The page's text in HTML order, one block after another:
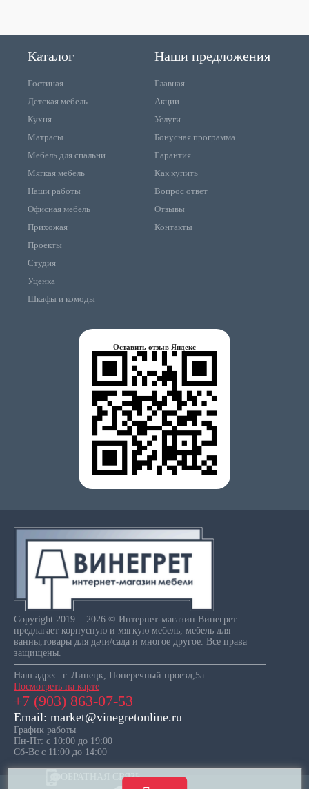
Каталог
Гостиная
Детская мебель
Кухня
Матрасы
Мебель для спальни
Мягкая мебель
Наши работы
Офисная мебель
Прихожая
Проекты
Студия
Уценка
Шкафы и комоды
Наши предложения
Главная
Акции
Услуги
Бонусная программа
Гарантия
Как купить
Вопрос ответ
Отзывы
Контакты
Оставить отзыв Яндекс
Copyright 2019 :: 2026 © Интернет-магазин Винегрет
предлагает корпусную и мягкую мебель, мебель для
ванны,товары для дачи/сада и многое другое. Все права
защищены.
Наш адрес: г. Липецк, Поперечный проезд,5а.
Посмотреть на карте
+7 (903) 863-07-53
Email: market@vinegretonline.ru
График работы
Пн-Пт: с 10:00 до 19:00
Сб-Вс с 11:00 до 14:00
ОБРАТНАЯ СВЯЗЬ